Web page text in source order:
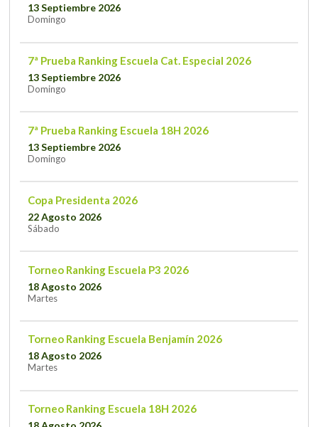
13 Septiembre 2026
Domingo
7ª Prueba Ranking Escuela Cat. Especial 2026
13 Septiembre 2026
Domingo
7ª Prueba Ranking Escuela 18H 2026
13 Septiembre 2026
Domingo
Copa Presidenta 2026
22 Agosto 2026
Sábado
Torneo Ranking Escuela P3 2026
18 Agosto 2026
Martes
Torneo Ranking Escuela Benjamín 2026
18 Agosto 2026
Martes
Torneo Ranking Escuela 18H 2026